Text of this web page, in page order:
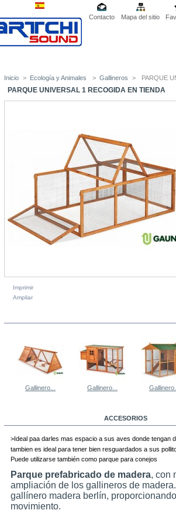
Contacto Mapa del sitio
Inicio > Ecología y Animales > Gallineros > PARQUE
PARQUE UNIVERSAL 1 RECOGIDA EN TIENDA
Imprimir
Ampliar
Gallinero... Gallinero... Gallinero...
ACCESORIOS
>Ideal paa darles mas espacio a sus aves donde tengan
tambien es ideal para tener bien resguardados a sus
Puede utilizarse también como parque para conejos
Parque prefabricado de madera, con
ampliación de los gallineros de
gallínero madera berlín,
movimiento.